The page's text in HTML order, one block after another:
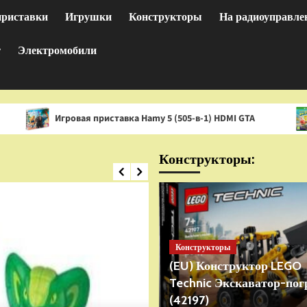
Игрушки Конструкторы На
Электромобили
приставка Hamy 5 (505-в-1) HDMI GTA Игра
Конструкторы:
Конструкторы
(EU) Конструктор LEGO
Technic Экскаватор-
(42197)